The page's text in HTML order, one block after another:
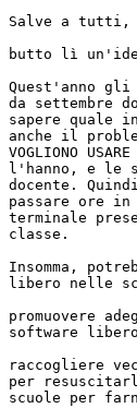
Salve a tutti,
butto lì
Quest'anno
da settembre
sapere quale
anche il
VOGLIONO
l'hanno, e le
docente.
passare ore
terminale
classe.
Insomma,
libero nelle
promuovere
software
raccogliere
per
scuole per